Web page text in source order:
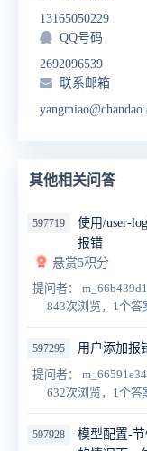
13165050229
QQ号码
2692096539
联系邮箱
其他相关问答
597719
使用/user-
报错
悬赏5积分
提问者：
843次浏览，1个答
597295 用户添加报
提问者：
632次浏览，1个答
597928
模型配置-